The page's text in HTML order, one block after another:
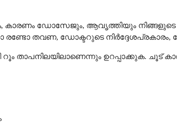
കാരണം ഡോസേജും, ആവൃത്തിയും
രണ്ടോ തവണ, ഡോക്ടറുടെ നിർദ്ദേശപ്രകാരം,
താപനിലയിലാണെന്നും ഉറപ്പാക്കുക. ചൂട്